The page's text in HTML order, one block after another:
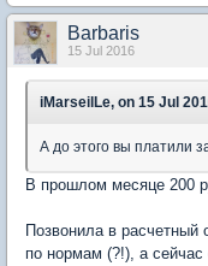
Barbaris
15 Jul 2016
iMarseilLe, on 15 Jul
А до этого вы платили
В прошлом месяце 200
Позвонила в расчетный
по нормам (?!), а